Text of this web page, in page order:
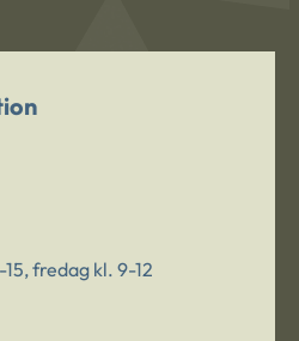
fredag kl. 9-12